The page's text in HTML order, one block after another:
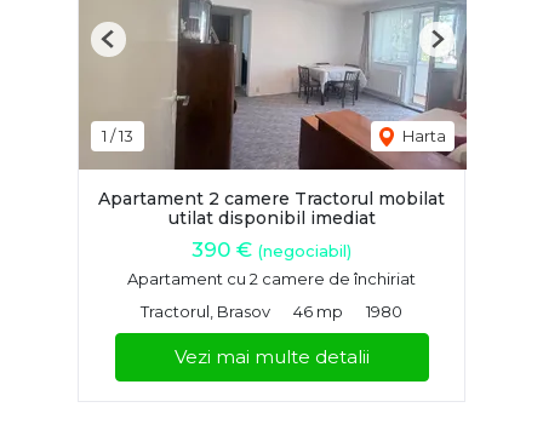
1 /13 Harta
Previous Next
Apartament 2 camere Tractorul mobilat
utilat disponibil imediat
390 € (negociabil)
Apartament cu 2 camere de închiriat
Tractorul, Brasov
46 mp 1980
Vezi mai multe detalii